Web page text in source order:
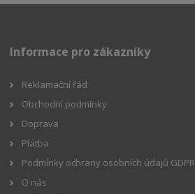
Informace pro zákazníky
Reklamační řád
Obchodní podmínky
Doprava
Platba
Podmínky ochrany osobních údajů GDPR
O nás